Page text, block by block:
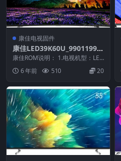
康佳电视固件
康佳LED39K60U_99011996-
V2.3.00原厂系统刷机电视固
件包下载
康佳ROM说明： 1.电视机型：LED
39K60U 2.物料号：99011996...
6 年前 510 20